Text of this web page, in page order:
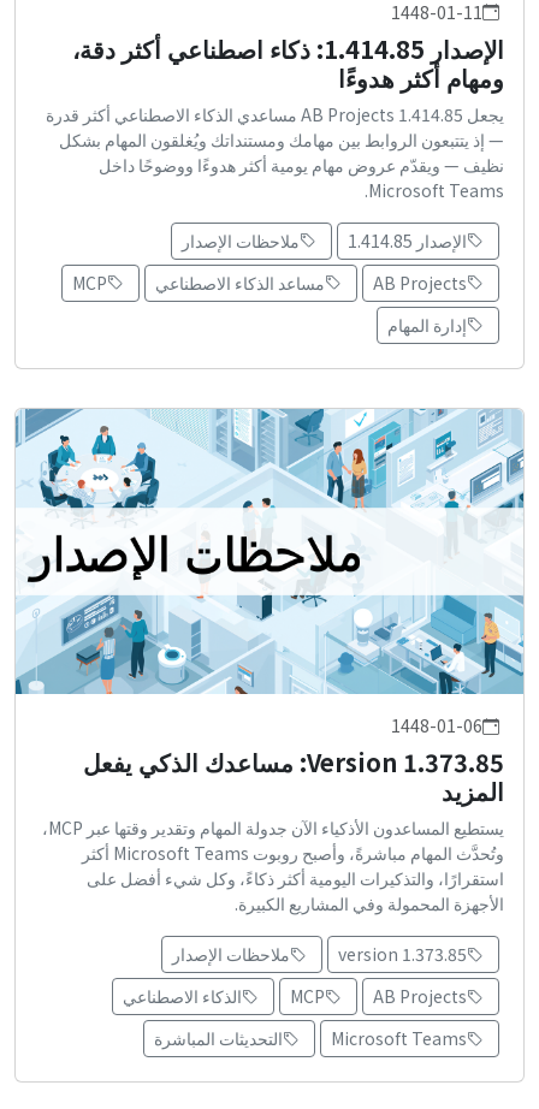
1448-01-11
الإصدار 1.414.85: ذكاء اصطناعي أكثر دقة،
ومهام أكثر هدوءًا
يجعل AB Projects 1.414.85 مساعدي الذكاء الاصطناعي أكثر قدرة
— إذ يتتبعون الروابط بين مهامك ومستنداتك ويُغلقون المهام بشكل
نظيف — ويقدّم عروض مهام يومية أكثر هدوءًا ووضوحًا داخل
Microsoft Teams.
الإصدار 1.414.85
ملاحظات الإصدار
AB Projects
مساعد الذكاء الاصطناعي
MCP
إدارة المهام
1448-01-06
Version 1.373.85: مساعدك الذكي يفعل
المزيد
يستطيع المساعدون الأذكياء الآن جدولة المهام وتقدير وقتها عبر MCP،
وتُحدَّث المهام مباشرةً، وأصبح روبوت Microsoft Teams أكثر
استقرارًا، والتذكيرات اليومية أكثر ذكاءً، وكل شيء أفضل على
الأجهزة المحمولة وفي المشاريع الكبيرة.
version 1.373.85
ملاحظات الإصدار
AB Projects
MCP
الذكاء الاصطناعي
Microsoft Teams
التحديثات المباشرة